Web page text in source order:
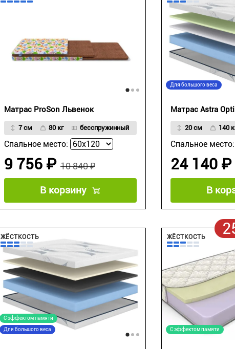
Матрас ProSon Львенок
7 см 80 кг бесспружинный
Спальное место:
10 840 ₽
9 756 ₽
В корзину
Для большого веса
Матрас Astra
20 см 140
Спальное место:
24 140 ₽
В
ЖЁСТКОСТЬ
С эффектом памяти
Для большого веса
ЖЁСТКОСТЬ
С эффектом памяти